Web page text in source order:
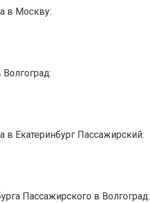
в Москву:
в Екатеринбург Пассажирский:
Пассажирского в Волгоград: